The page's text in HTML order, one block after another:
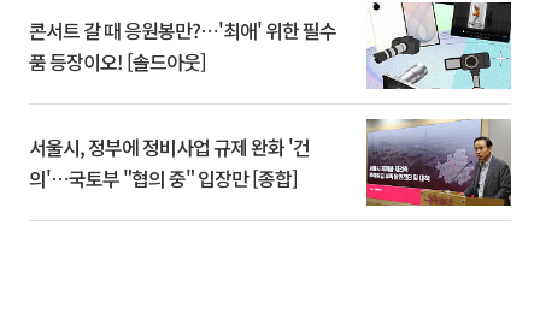
콘서트 갈 때 응원봉만?⋯'최애' 위한 필수
품 등장이오! [솔드아웃]
서울시, 정부에 정비사업 규제 완화 '건
의'⋯국토부 "협의 중" 입장만 [종합]